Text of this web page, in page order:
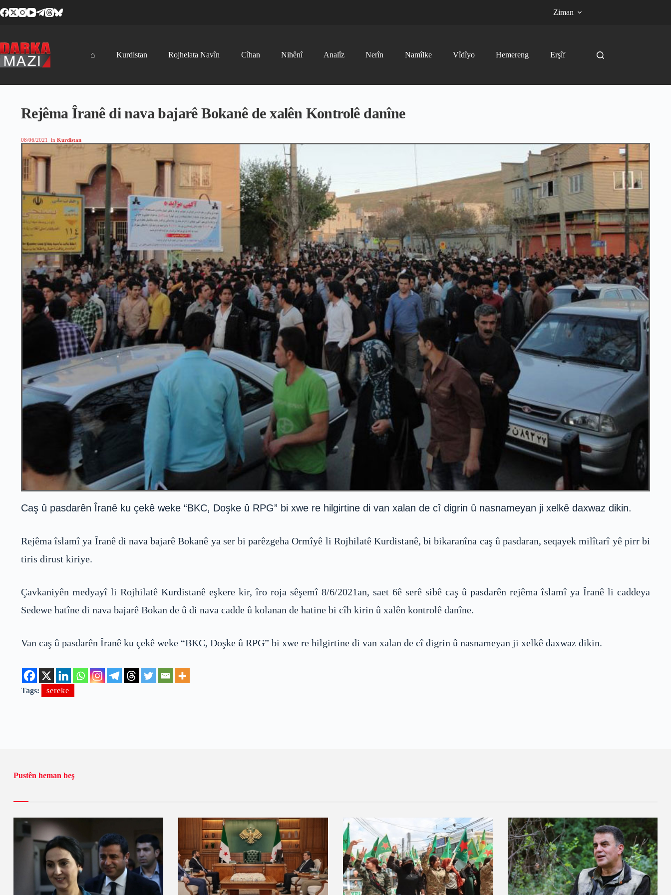
to
Ziman
⌂ Kurdistan Rojhelata Navîn Cîhan Nihênî Analîz Nerîn Namîlke Vîdîyo Hemereng Erşîf
Rejêma Îranê di nava bajarê Bokanê de xalên Kontrolê danîne
08/06/2021 in Kurdistan
Caş û pasdarên Îranê ku çekê weke “BKC, Doşke û RPG” bi xwe re hilgirtine di van xalan de cî digrin û nasnameyan ji xelkê daxwaz dikin.
Rejêma îslamî ya Îranê di nava bajarê Bokanê ya ser bi parêzgeha Ormîyê li Rojhilatê Kurdistanê, bi bikaranîna caş û pasdaran, seqayek milîtarî yê pirr bi
tiris dirust kiriye.
Çavkaniyên medyayî li Rojhilatê Kurdistanê eşkere kir, îro roja sêşemî 8/6/2021an, saet 6ê serê sibê caş û pasdarên rejêma îslamî ya Îranê li caddeya
Sedewe hatîne di nava bajarê Bokan de û di nava cadde û kolanan de hatine bi cîh kirin û xalên kontrolê danîne.
Van caş û pasdarên Îranê ku çekê weke “BKC, Doşke û RPG” bi xwe re hilgirtine di van xalan de cî digrin û nasnameyan ji xelkê daxwaz dikin.
Tags: sereke
Pustên heman beş